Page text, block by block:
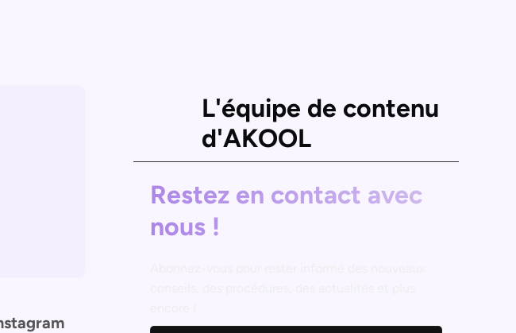
L'équipe de contenu
d'AKOOL
Restez en contact avec
nous !